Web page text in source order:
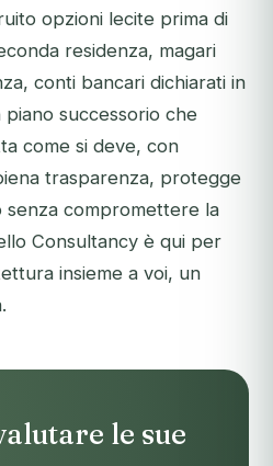
opzioni lecite prima di
residenza, magari
conti bancari dichiarati in
successorio che
come si deve, con
trasparenza, protegge
compromettere la
Consultancy è qui per
insieme a voi, un
le sue